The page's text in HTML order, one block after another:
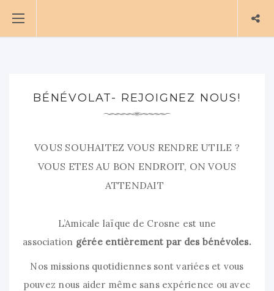
BÉNÉVOLAT- REJOIGNEZ NOUS!
VOUS SOUHAITEZ VOUS RENDRE UTILE ?
VOUS ETES AU BON ENDROIT, ON VOUS
ATTENDAIT
L’Amicale laïque de Crosne est une
association gérée entièrement par des bénévoles.
Nos missions quotidiennes sont variées et vous
pouvez nous aider même sans expérience ou avec